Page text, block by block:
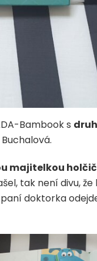
Bambook s
majitelkou
tak není divu, že
doktorka